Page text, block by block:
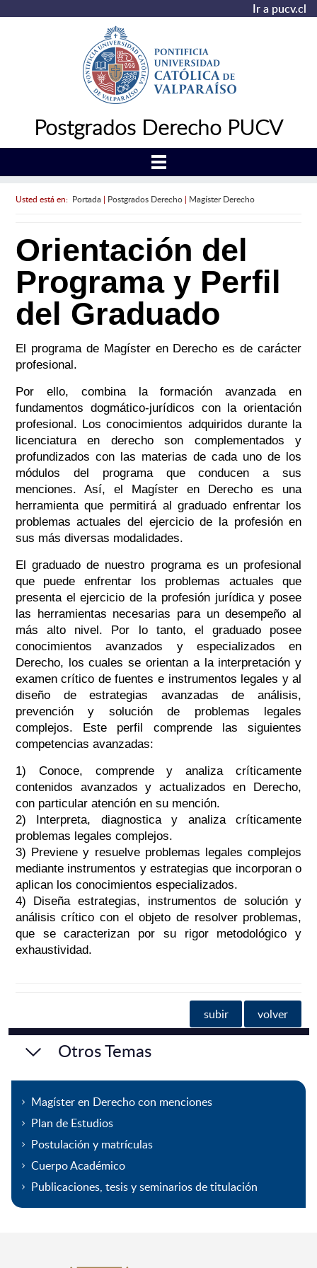
Ir a pucv.cl
Postgrados Derecho PUCV
Usted está en: Portada| Postgrados Derecho| Magíster Derecho
Orientación del
Programa y Perfil
del Graduado
El programa de Magíster en Derecho es de carácter
profesional.
Por ello, combina la formación avanzada en
fundamentos dogmático-jurídicos con la orientación
profesional. Los conocimientos adquiridos durante la
licenciatura en derecho son complementados y
profundizados con las materias de cada uno de los
módulos del programa que conducen a sus
menciones. Así, el Magíster en Derecho es una
herramienta que permitirá al graduado enfrentar los
problemas actuales del ejercicio de la profesión en
sus más diversas modalidades.
El graduado de nuestro programa es un profesional
que puede enfrentar los problemas actuales que
presenta el ejercicio de la profesión jurídica y posee
las herramientas necesarias para un desempeño al
más alto nivel. Por lo tanto, el graduado posee
conocimientos avanzados y especializados en
Derecho, los cuales se orientan a la interpretación y
examen crítico de fuentes e instrumentos legales y al
diseño de estrategias avanzadas de análisis,
prevención y solución de problemas legales
complejos. Este perfil comprende las siguientes
competencias avanzadas:
1) Conoce, comprende y analiza críticamente
contenidos avanzados y actualizados en Derecho,
con particular atención en su mención.
2) Interpreta, diagnostica y analiza críticamente
problemas legales complejos.
3) Previene y resuelve problemas legales complejos
mediante instrumentos y estrategias que incorporan o
aplican los conocimientos especializados.
4) Diseña estrategias, instrumentos de solución y
análisis crítico con el objeto de resolver problemas,
que se caracterizan por su rigor metodológico y
exhaustividad.
subir volver
Otros Temas
Magíster en Derecho con menciones
Plan de Estudios
Postulación y matrículas
Cuerpo Académico
Publicaciones, tesis y seminarios de titulación